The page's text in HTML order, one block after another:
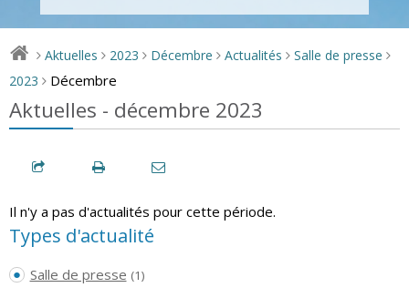
> Aktuelles > 2023 > Décembre > Actualités > Salle de presse >
2023 > Décembre
Aktuelles - décembre 2023
Il n'y a pas d'actualités pour cette période.
Types d'actualité
Salle de presse (1)